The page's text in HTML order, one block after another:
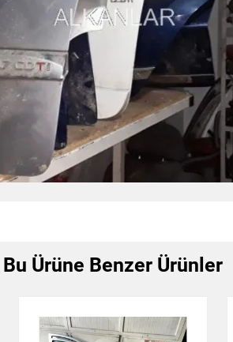
Bu Ürüne Benzer Ürünler